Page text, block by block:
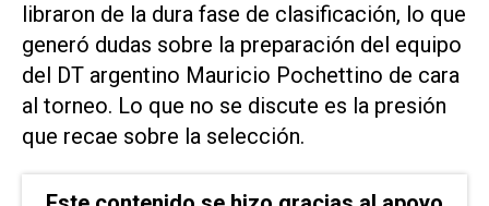
libraron de la dura fase de clasificación, lo que
generó dudas sobre la preparación del equipo ​
del DT argentino ⁠Mauricio Pochettino de cara
al torneo. Lo que no se discute ‌es la presión
que recae sobre la selección.